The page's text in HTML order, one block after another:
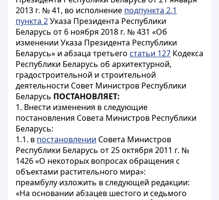
2013 г. № 41, во исполнение подпункта 2.1
пункта 2Указа Президента Республики
Беларусь от 6 ноября 2018 г. № 431 «Об
изменении Указа Президента Республики
Беларусь» и абзаца третьего статьи 127 Кодекса
Республики Беларусь об архитектурной,
градостроительной и строительной
деятельности Совет Министров Республики
Беларусь ПОСТАНОВЛЯЕТ:
1. Внести изменения в следующие
постановления Совета Министров Республики
Беларусь:
1.1. в постановлении Совета Министров
Республики Беларусь от 25 октября 2011 г. №
1426 «О некоторых вопросах обращения с
объектами растительного мира»:
преамбулу изложить в следующей редакции:
«На основании абзацев шестого и седьмого